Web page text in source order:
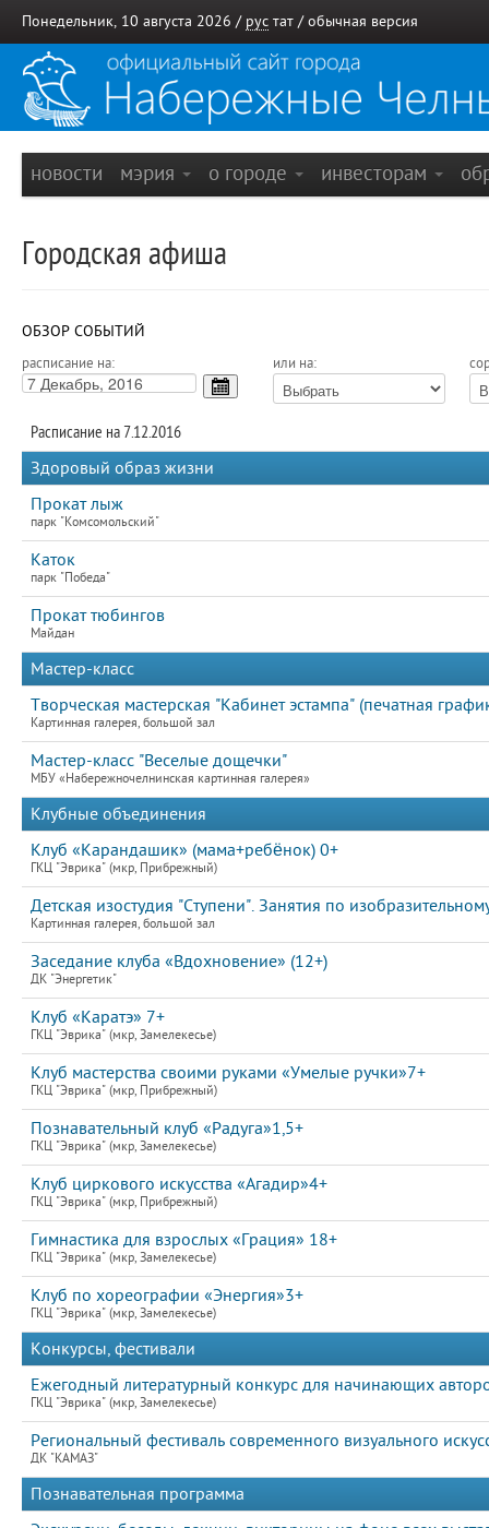
Понедельник, 10 августа 2026 / рус тат / обычная версия
новости мэрия о городе инвесторам
Городская афиша
ОБЗОР СОБЫТИЙ
расписание на: или на:
Расписание на 7.12.2016
Здоровый образ жизни
Прокат лыж
парк "Комсомольский"
Каток
парк "Победа"
Прокат тюбингов
Майдан
Мастер-класс
Творческая мастерская "Кабинет эстампа" (печатная
Картинная галерея, большой зал
Мастер-класс "Веселые дощечки"
МБУ «Набережночелнинская картинная галерея»
Клубные объединения
Клуб «Карандашик» (мама+ребёнок) 0+
ГКЦ "Эврика" (мкр, Прибрежный)
Детская изостудия "Ступени". Занятия по
Картинная галерея, большой зал
Заседание клуба «Вдохновение» (12+)
ДК "Энергетик"
Клуб «Каратэ» 7+
ГКЦ "Эврика" (мкр, Замелекесье)
Клуб мастерства своими руками «Умелые ручки»7+
ГКЦ "Эврика" (мкр, Прибрежный)
Познавательный клуб «Радуга»1,5+
ГКЦ "Эврика" (мкр, Замелекесье)
Клуб циркового искусства «Агадир»4+
ГКЦ "Эврика" (мкр, Прибрежный)
Гимнастика для взрослых «Грация» 18+
ГКЦ "Эврика" (мкр, Замелекесье)
Клуб по хореографии «Энергия»3+
ГКЦ "Эврика" (мкр, Замелекесье)
Конкурсы, фестивали
Ежегодный литературный конкурс для начинающих
ГКЦ "Эврика" (мкр, Замелекесье)
Региональный фестиваль современного визуального
ДК "КАМАЗ"
Познавательная программа